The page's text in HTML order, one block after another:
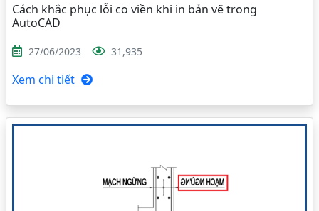
Cách khắc phục lỗi co viền khi in bản vẽ trong
AutoCAD
27/06/2023 31,935
Xem chi tiết